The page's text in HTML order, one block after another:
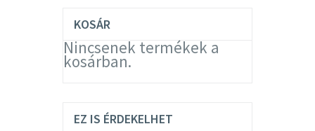
KOSÁR
Nincsenek termékek a
kosárban.
EZ IS ÉRDEKELHET